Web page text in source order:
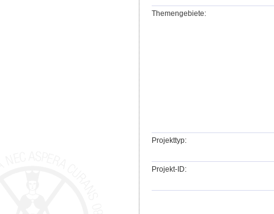
Themengebiete:
Projekttyp:
Projekt-ID: